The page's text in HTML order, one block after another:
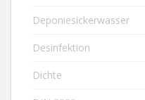
Deponiesickerwasser
Desinfektion
Dichte